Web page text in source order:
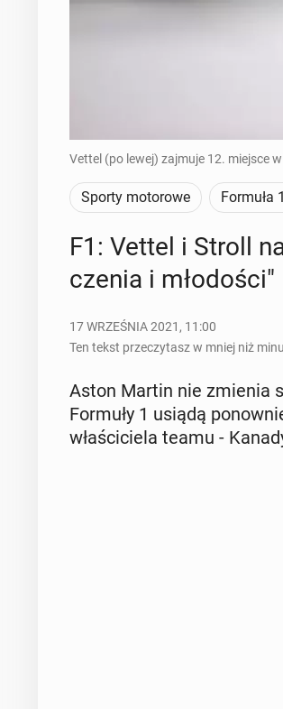
Vettel (po lewej) zajmuje 12. miejsce
Sporty motorowe Formuła 1
F1: Vettel i Stroll
cze­nia i mło­do­ści"
17 WRZEŚNIA 2021, 11:00
Ten tekst przeczytasz w mniej niż
Aston Martin nie zmienia
Formuły 1 usiądą
wła­ści­cie­la teamu -